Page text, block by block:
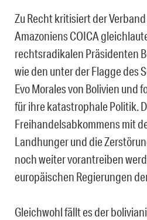
Zu Recht kritisiert der
Amazoniens COICA
rechtsradikalen Präsidenten
wie den unter der Flagge des
Evo Morales von Bolivien und
für ihre katastrophale Politik.
Freihandelsabkommens mit
Landhunger und die
noch weiter vorantreiben
europäischen Regierungen
Gleichwohl fällt es der